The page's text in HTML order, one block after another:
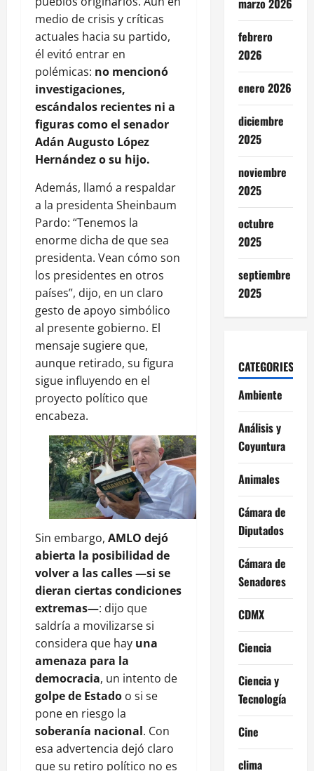
medio de crisis y críticas
actuales hacia su partido,
él evitó entrar en
polémicas: no mencionó
investigaciones,
escándalos recientes ni a
figuras como el senador
Adán Augusto López
Hernández o su hijo.
Además, llamó a respaldar
a la presidenta Sheinbaum
Pardo: “Tenemos la
enorme dicha de que sea
presidenta. Vean cómo son
los presidentes en otros
países”, dijo, en un claro
gesto de apoyo simbólico
al presente gobierno. El
mensaje sugiere que,
aunque retirado, su figura
sigue influyendo en el
proyecto político que
encabeza.
Sin embargo, AMLO dejó
abierta la posibilidad de
volver a las calles —si se
dieran ciertas condiciones
extremas—: dijo que
saldría a movilizarse si
considera que hay una
amenaza para la
democracia, un intento de
golpe de Estado o si se
pone en riesgo la
soberanía nacional. Con
esa advertencia dejó claro
que su retiro político no es
marzo 2026
febrero
2026
enero 2026
diciembre
2025
noviembre
2025
octubre
2025
septiembre
2025
CATEGORIES
Ambiente
Análisis y
Coyuntura
Animales
Cámara de
Diputados
Cámara de
Senadores
CDMX
Ciencia
Ciencia y
Tecnología
Cine
clima